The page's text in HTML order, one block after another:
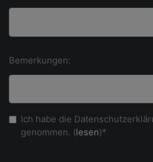
Bemerkungen:
Ich habe die
genommen. (lesen)*